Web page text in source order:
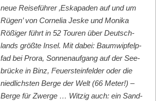
neue Reise­führer ‚Eska­paden auf und um
Rügen’ von Cor­nelia Jeske und Moni­ka
Rößiger führt in 52 Touren über Deutsch­
lands größte Insel. Mit dabei: Baumwipfelp­
fad bei Pro­ra, Son­nenauf­gang auf der See­
brücke in Binz, Feuer­ste­in­felder oder die
niedlich­sten Berge der Welt (66 Meter!) –
Berge für Zwerge … Witzig auch: ein Sand­